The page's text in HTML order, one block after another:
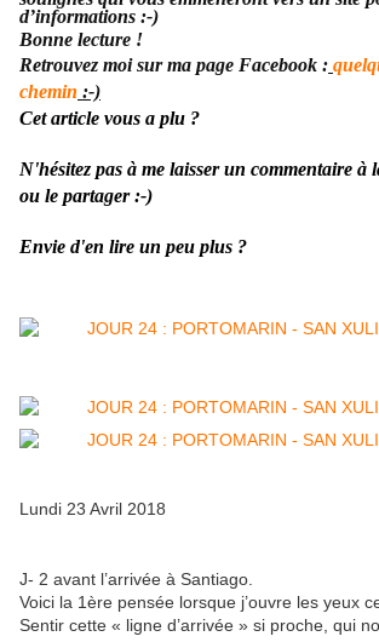
d’informations :-)
Bonne lecture !
Retrouvez moi sur ma page Facebook :
chemin :-)
Cet article vous a plu ?
N'hésitez pas à me laisser un commentaire à
ou le partager :-)
Envie d'en lire un peu plus ?
Lundi 23 Avril 2018
J- 2 avant l’arrivée à Santiago.
Voici la 1ère pensée lorsque j’ouvre les yeux
Sentir cette « ligne d’arrivée » si proche, qui